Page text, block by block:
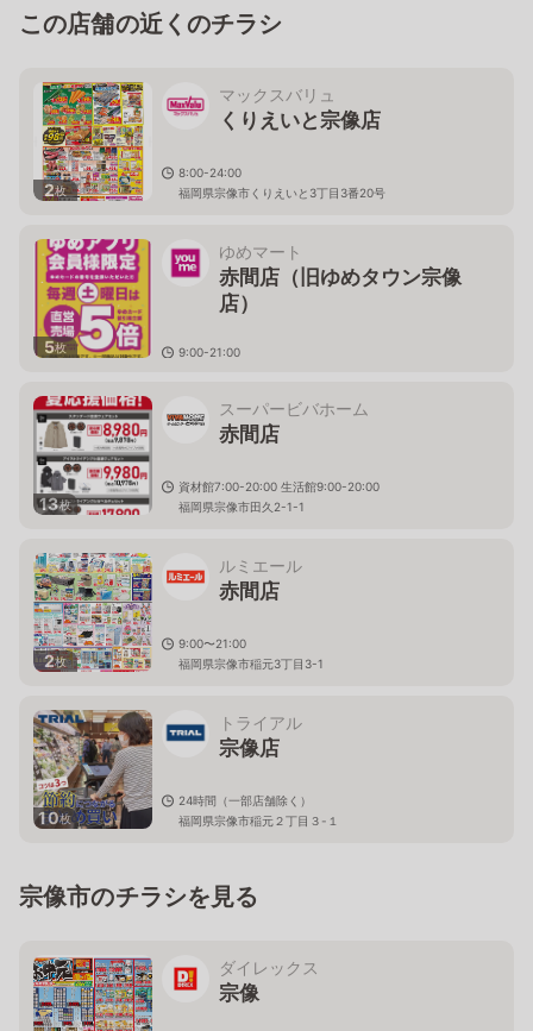
この店舗の近くのチラシ
2枚
マックスバリュ
くりえいと宗像店
8:00-24:00
福岡県宗像市くりえいと3丁目3番20号
5枚
ゆめマート
赤間店（旧ゆめタウン宗像
店）
9:00-21:00
13枚
スーパービバホーム
赤間店
資材館7:00-20:00 生活館9:00-20:00
福岡県宗像市田久2-1-1
2枚
ルミエール
赤間店
9:00〜21:00
福岡県宗像市稲元3丁目3-1
10枚
トライアル
宗像店
24時間（一部店舗除く）
福岡県宗像市稲元２丁目３-１
宗像市のチラシを見る
ダイレックス
宗像